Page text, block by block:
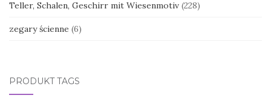
Teller, Schalen, Geschirr mit Wiesenmotiv (228)
zegary ścienne (6)
PRODUKT TAGS